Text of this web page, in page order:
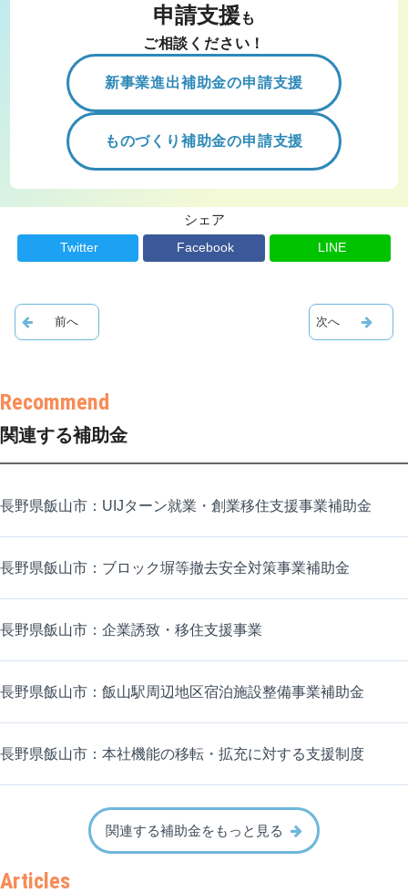
申請支援 も
ご相談ください！
新事業進出補助金の申請支援
ものづくり補助金の申請支援
シェア
Twitter Facebook LINE
関連する補助金
長野県飯山市：UIJターン就業・創業移住支援事業補助金
長野県飯山市：ブロック塀等撤去安全対策事業補助金
長野県飯山市：企業誘致・移住支援事業
長野県飯山市：飯山駅周辺地区宿泊施設整備事業補助金
長野県飯山市：本社機能の移転・拡充に対する支援制度
関連する補助金をもっと見る